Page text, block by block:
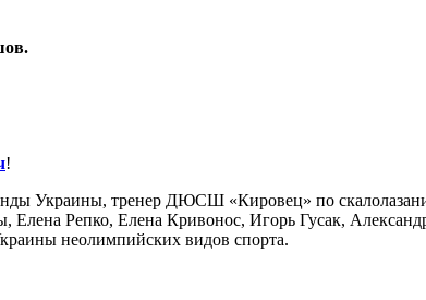
!
Украины, тренер ДЮСШ «Кировец» по
Елена Репко, Елена Кривонос, Игорь Гусак,
неолимпийских видов спорта.